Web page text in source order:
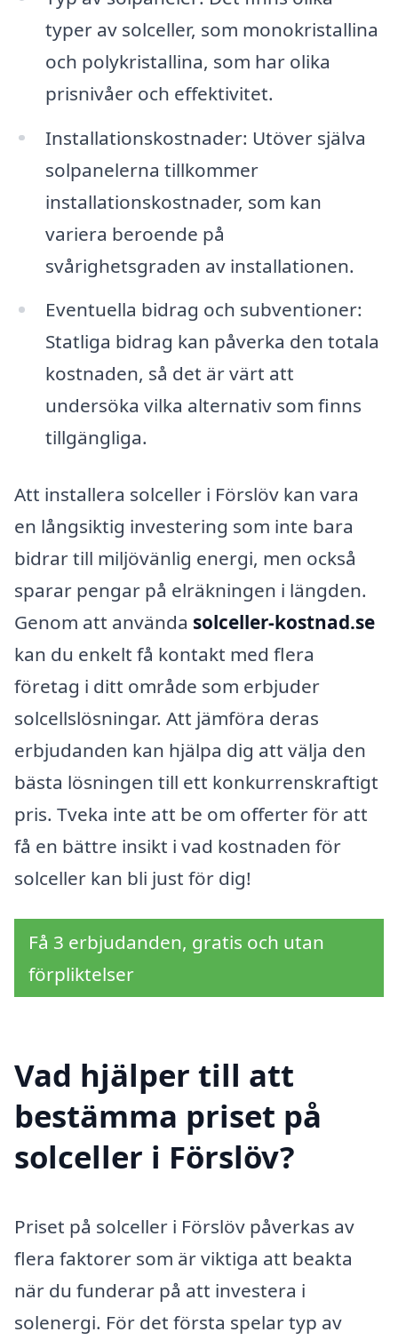
typer av solceller, som monokristallina
och polykristallina, som har olika
prisnivåer och effektivitet.
Installationskostnader: Utöver själva
solpanelerna tillkommer
installationskostnader, som kan
variera beroende på
svårighetsgraden av installationen.
Eventuella bidrag och subventioner:
Statliga bidrag kan påverka den totala
kostnaden, så det är värt att
undersöka vilka alternativ som finns
tillgängliga.
Att installera solceller i Förslöv kan vara
en långsiktig investering som inte bara
bidrar till miljövänlig energi, men också
sparar pengar på elräkningen i längden.
Genom att använda solceller-kostnad.se
kan du enkelt få kontakt med flera
företag i ditt område som erbjuder
solcellslösningar. Att jämföra deras
erbjudanden kan hjälpa dig att välja den
bästa lösningen till ett konkurrenskraftigt
pris. Tveka inte att be om offerter för att
få en bättre insikt i vad kostnaden för
solceller kan bli just för dig!
Få 3 erbjudanden, gratis och utan
förpliktelser
Vad hjälper till att
bestämma priset på
solceller i Förslöv?
Priset på solceller i Förslöv påverkas av
flera faktorer som är viktiga att beakta
när du funderar på att investera i
solenergi. För det första spelar typ av